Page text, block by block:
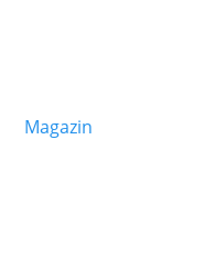
Magazin